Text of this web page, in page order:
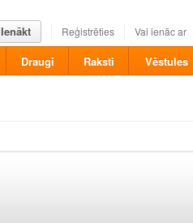
Ienākt Reģistrēties Vai ienāc ar
Draugi Raksti Vēstules